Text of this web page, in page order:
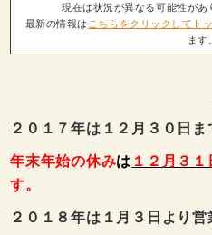
現在は状況が異なる可能性があ
最新の情報は こちらをクリックしてト
ます。
２０１７年は１２月３０日ま
年末年始の休みは １２月３
す。
２０１８年は１月３日より営